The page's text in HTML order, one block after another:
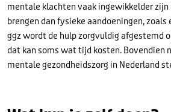
mentale klachten vaak ingewikkelder zijn
brengen dan fysieke aandoeningen, zoals
ggz wordt de hulp zorgvuldig afgestemd
dat kan soms wat tijd kosten. Bovendien
mentale gezondheidszorg in Nederland